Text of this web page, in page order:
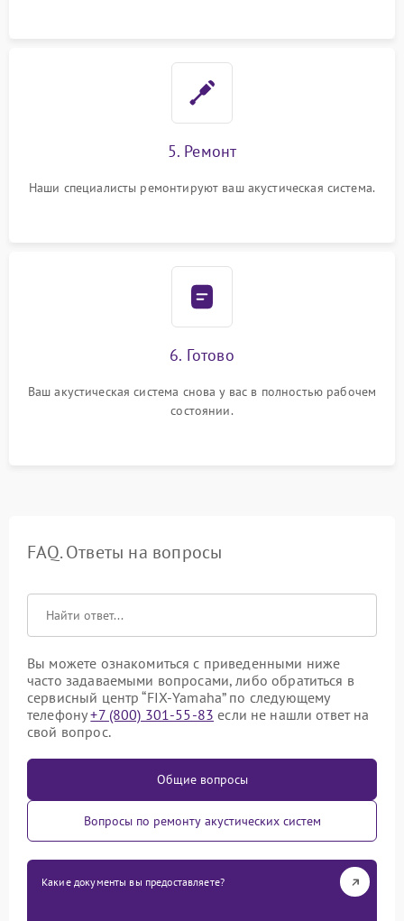
5. Ремонт
Наши специалисты ремонтируют ваш акустическая система.
6. Готово
Ваш акустическая система снова у вас в полностью рабочем
состоянии.
FAQ. Ответы на вопросы
Вы можете ознакомиться с приведенными ниже
часто задаваемыми вопросами, либо обратиться в
сервисный центр “FIX-Yamaha” по следующему
телефону+7 (800) 301-55-83 если не нашли ответ на
свой вопрос.
Общие вопросы
Вопросы по ремонту акустических систем
Какие документы вы предоставляете?